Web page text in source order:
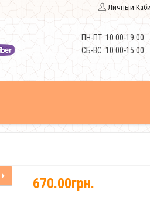
Личный
ПН-ПТ: 10:00-19:00
СБ-ВС: 10:00-15:00
670.00грн.